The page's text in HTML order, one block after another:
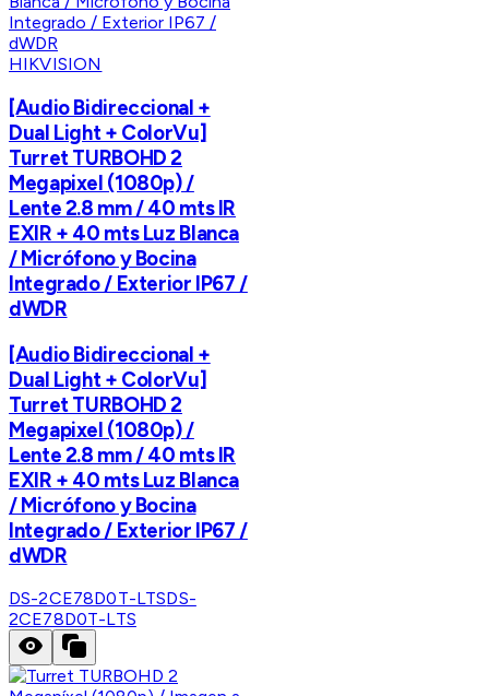
HIKVISION
[Audio Bidireccional +
Dual Light + ColorVu]
Turret TURBOHD 2
Megapixel (1080p) /
Lente 2.8 mm / 40 mts IR
EXIR + 40 mts Luz Blanca
/ Micrófono y Bocina
Integrado / Exterior IP67 /
dWDR
[Audio Bidireccional +
Dual Light + ColorVu]
Turret TURBOHD 2
Megapixel (1080p) /
Lente 2.8 mm / 40 mts IR
EXIR + 40 mts Luz Blanca
/ Micrófono y Bocina
Integrado / Exterior IP67 /
dWDR
DS-2CE78D0T-LTSDS-
2CE78D0T-LTS